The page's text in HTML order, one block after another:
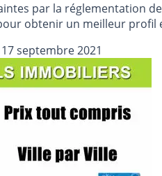
par la réglementation
obtenir un meilleur
17 septembre 2021